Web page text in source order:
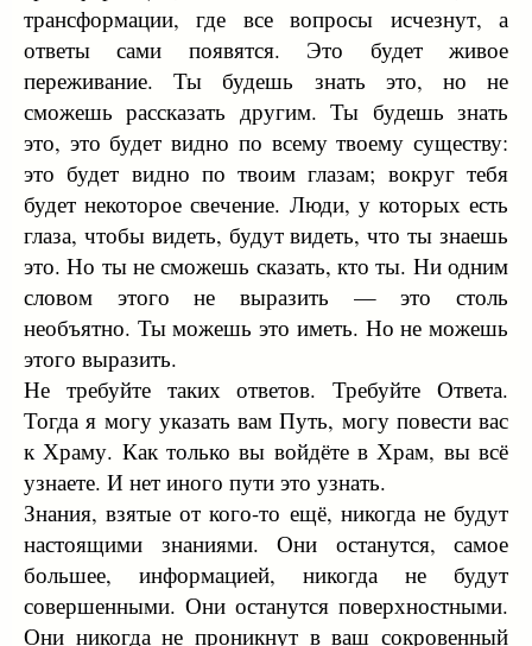
трансформации, где все вопросы исчезнут, а
ответы сами появятся. Это будет живое
переживание. Ты будешь знать это, но не
сможешь рассказать другим. Ты будешь знать
это, это будет видно по всему твоему существу:
это будет видно по твоим глазам; вокруг тебя
будет некоторое свечение. Люди, у которых есть
глаза, чтобы видеть, будут видеть, что ты знаешь
это. Но ты не сможешь сказать, кто ты. Ни одним
словом этого не выразить — это столь
необъятно. Ты можешь это иметь. Но не можешь
этого выразить.
Не требуйте таких ответов. Требуйте Ответа.
Тогда я могу указать вам Путь, могу повести вас
к Храму. Как только вы войдёте в Храм, вы всё
узнаете. И нет иного пути это узнать.
Знания, взятые от кого-то ещё, никогда не будут
настоящими знаниями. Они останутся, самое
большее, информацией, никогда не будут
совершенными. Они останутся поверхностными.
Они никогда не проникнут в ваш сокровенный